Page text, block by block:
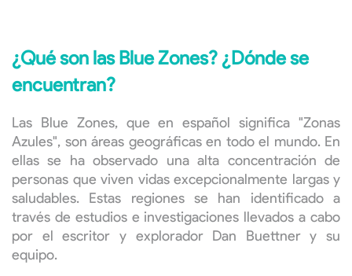
¿Qué son las Blue Zones? ¿Dónde se
encuentran?
Las Blue Zones, que en español significa "Zonas
Azules", son áreas geográficas en todo el mundo. En
ellas se ha observado una alta concentración de
personas que viven vidas excepcionalmente largas y
saludables. Estas regiones se han identificado a
través de estudios e investigaciones llevados a cabo
por el escritor y explorador Dan Buettner y su
equipo.